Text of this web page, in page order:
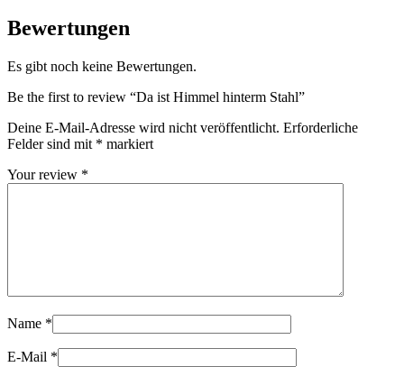
Bewertungen
Es gibt noch keine Bewertungen.
Be the first to review “Da ist Himmel hinterm Stahl”
Deine E-Mail-Adresse wird nicht veröffentlicht. Erforderliche
Felder sind mit * markiert
Your review *
Name *
E-Mail *